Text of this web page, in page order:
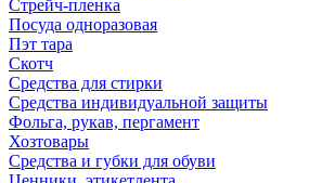
Стрейч-пленка
Посуда одноразовая
Пэт тара
Скотч
Средства для стирки
Средства индивидуальной защиты
Фольга, рукав, пергамент
Хозтовары
Средства и губки для обуви